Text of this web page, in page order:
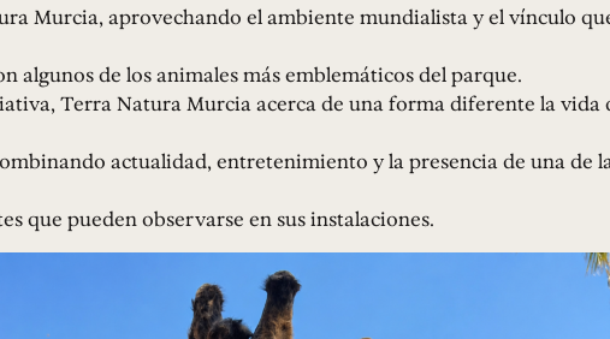
Murcia, aprovechando el ambiente mundialista y el vínculo
algunos de los animales más emblemáticos del parque.
Terra Natura Murcia acerca de una forma diferente la vida
actualidad, entretenimiento y la presencia de una de
que pueden observarse en sus instalaciones.